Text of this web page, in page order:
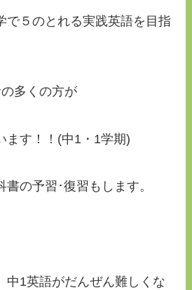
で５のとれる実践英語を目指
多くの方が
ます！！(中1・1学期)
書の予習･復習もします。
中1英語がだんぜん難しくな